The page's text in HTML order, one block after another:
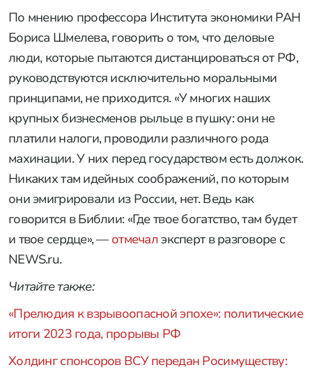
По мнению профессора Института экономики РАН
Бориса Шмелева, говорить о том, что деловые
люди, которые пытаются дистанцироваться от РФ,
руководствуются исключительно моральными
принципами, не приходится. «У многих наших
крупных бизнесменов рыльце в пушку: они не
платили налоги, проводили различного рода
махинации. У них перед государством есть должок.
Никаких там идейных соображений, по которым
они эмигрировали из России, нет. Ведь как
говорится в Библии: «Где твое богатство, там будет
и твое сердце», — отмечалэксперт в разговоре с
NEWS.ru.
Читайте также:
«Прелюдия к взрывоопасной эпохе»: политические
итоги 2023 года, прорывы РФ
Холдинг спонсоров ВСУ передан Росимуществу: